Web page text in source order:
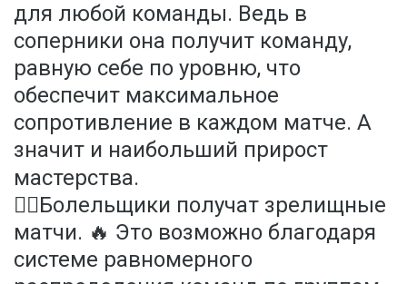
для любой команды. Ведь в
соперники она получит команду,
равную себе по уровню, что
обеспечит максимальное
сопротивление в каждом матче. А
значит и наибольший прирост
мастерства.
✍🏻Болельщики получат зрелищные
матчи. 🔥 Это возможно благодаря
системе равномерного